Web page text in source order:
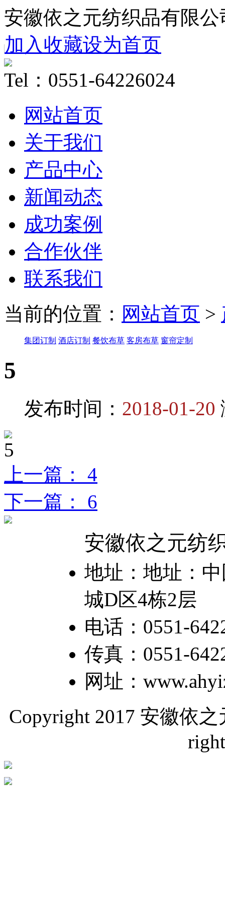
安徽依之元纺织品有限公
加入收藏设为首页
Tel：0551-64226024
网站首页
关于我们
产品中心
新闻动态
成功案例
合作伙伴
联系我们
当前的位置： 网站首页 >
集团订制 酒店订制 餐饮布草 客房布草 窗帘定制
5
发布时间： 2018-01-20
上一篇： 4
下一篇： 6
安徽依之元纺
地址：地址：
城D区4栋2层
电话：0551-
传真：0551-
网址：
Copyright 2017 安徽依